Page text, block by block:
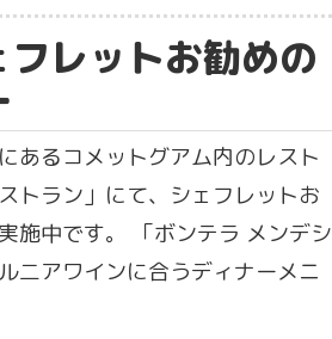
レットお勧めの
あるコメットグアム内のレスト
トラン」にて、シェフレットお
施中です。 「ボンテラ メンデシ
二アワインに合うディナーメニ